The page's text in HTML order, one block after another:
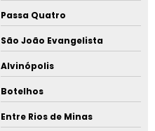
Passa Quatro
São João Evangelista
Alvinópolis
Botelhos
Entre Rios de Minas